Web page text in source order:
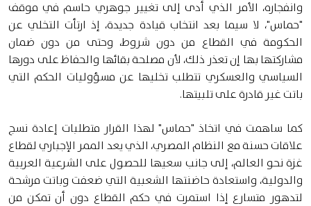
وانفجاره، الأمر الذي أدى إلى تغيير جوهري حاسم في موقف
"حماس"، لا سيما بعد انتخاب قيادة جديدة، إذ ارتأت التخلي عن
الحكومة في القطاع من دون شروط، وحتى من دون ضمان
مشاركتها بها إن تعذر ذلك، لأن مصلحة بقائها والحفاظ على دورها
السياسي والعسكري تتطلب تخليها عن مسؤوليات الحكم التي
باتت غير قادرة على تلبيتها.
كما ساهمت في اتخاذ "حماس" لهذا القرار متطلبات إعادة نسج
علاقات حسنة مع النظام المصري، الذي يعد الممر الإجباري لقطاع
غزة نحو العالم، إلى جانب سعيها للحصول على الشرعية العربية
والدولية، واستعادة حاضنتها الشعبية التي ضعفت وباتت مرشحة
لتدهور متسارع إذا استمرت في حكم القطاع دون أن تمكن من